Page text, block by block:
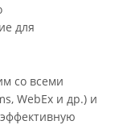
для
со всеми
WebEx и др.) и